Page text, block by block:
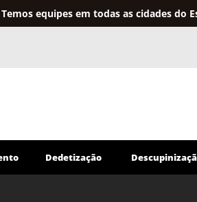
Temos equipes em todas as cidades do
Dedetização